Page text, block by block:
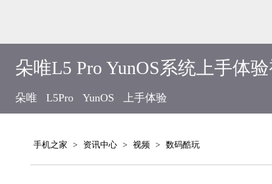
朵唯L5 Pro YunOS系统上手体
朵唯 L5Pro YunOS 上手体验
手机之家 > 资讯中心 > 视频 > 数码酷玩